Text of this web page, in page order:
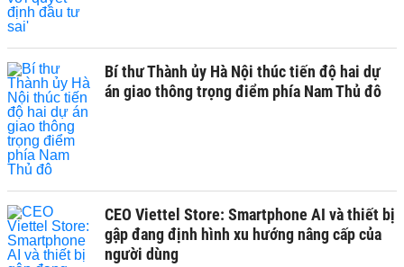
Bí thư Thành ủy Hà Nội thúc tiến độ hai dự
án giao thông trọng điểm phía Nam Thủ đô
CEO Viettel Store: Smartphone AI và thiết bị
gập đang định hình xu hướng nâng cấp của
người dùng